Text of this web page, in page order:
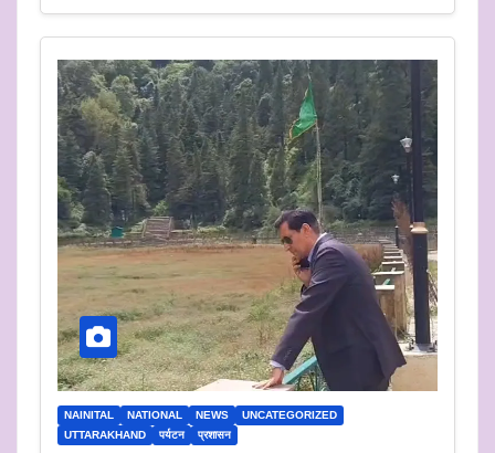
NAINITAL NATIONAL NEWS
UNCATEGORIZED
UTTARAKHAND
पर्यटन प्रशासन